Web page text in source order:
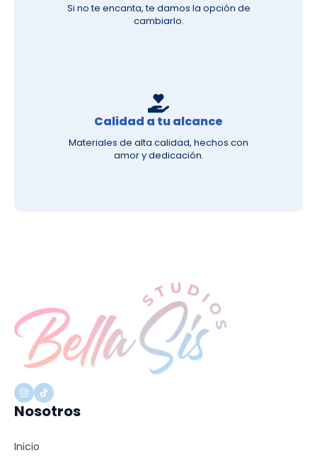
Si no te encanta, te damos la opción de
cambiarlo.
Calidad a tu alcance
Materiales de alta calidad, hechos con
amor y dedicación.
Nosotros
Inicio